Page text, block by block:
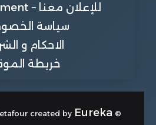
للإعلان معنا – Advertisement
سياسة
الاحكام و
خريطة
© Copyright 2026, detafour created by
Eureka